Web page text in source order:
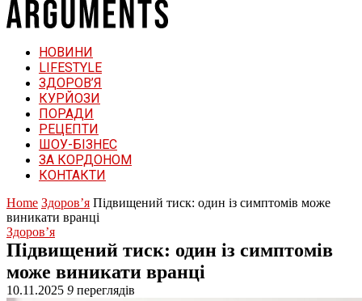
НОВИНИ
LIFESTYLE
ЗДОРОВ’Я
КУРЙОЗИ
ПОРАДИ
РЕЦЕПТИ
ШОУ-БІЗНЕС
ЗА КОРДОНОМ
КОНТАКТИ
Home Здоров’я Підвищений тиск: один із симптомів може
виникати вранці
Здоров’я
Підвищений тиск: один із симптомів
може виникати вранці
10.11.2025 9 переглядів